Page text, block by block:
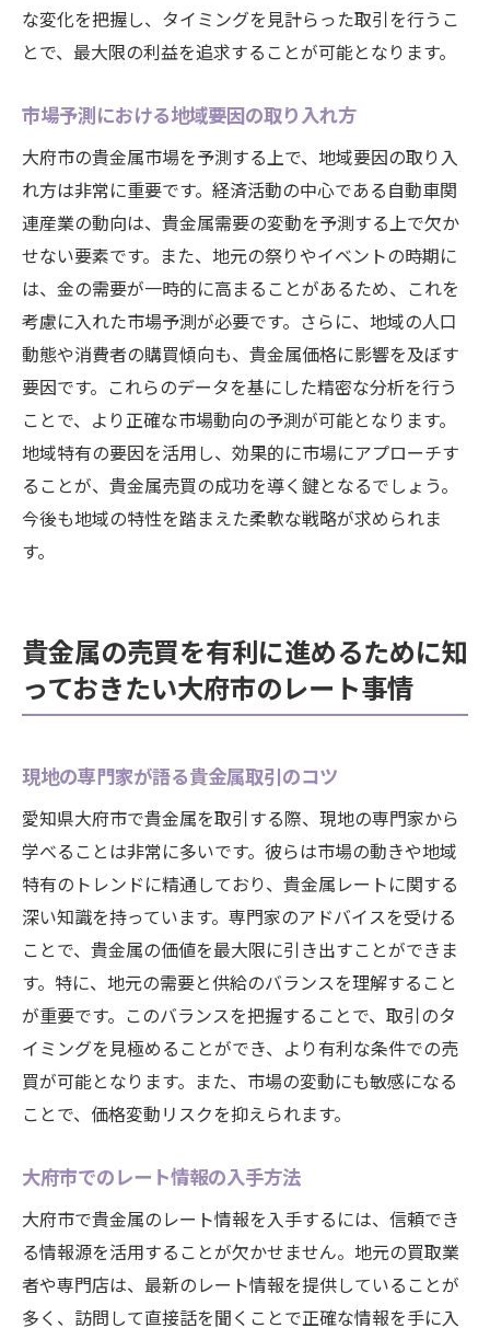
な変化を把握し、タイミングを見計らった取引を行うこ
とで、最大限の利益を追求することが可能となります。
市場予測における地域要因の取り入れ方
大府市の貴金属市場を予測する上で、地域要因の取り入
れ方は非常に重要です。経済活動の中心である自動車関
連産業の動向は、貴金属需要の変動を予測する上で欠か
せない要素です。また、地元の祭りやイベントの時期に
は、金の需要が一時的に高まることがあるため、これを
考慮に入れた市場予測が必要です。さらに、地域の人口
動態や消費者の購買傾向も、貴金属価格に影響を及ぼす
要因です。これらのデータを基にした精密な分析を行う
ことで、より正確な市場動向の予測が可能となります。
地域特有の要因を活用し、効果的に市場にアプローチす
ることが、貴金属売買の成功を導く鍵となるでしょう。
今後も地域の特性を踏まえた柔軟な戦略が求められま
す。
貴金属の売買を有利に進めるために知
っておきたい大府市のレート事情
現地の専門家が語る貴金属取引のコツ
愛知県大府市で貴金属を取引する際、現地の専門家から
学べることは非常に多いです。彼らは市場の動きや地域
特有のトレンドに精通しており、貴金属レートに関する
深い知識を持っています。専門家のアドバイスを受ける
ことで、貴金属の価値を最大限に引き出すことができま
す。特に、地元の需要と供給のバランスを理解すること
が重要です。このバランスを把握することで、取引のタ
イミングを見極めることができ、より有利な条件での売
買が可能となります。また、市場の変動にも敏感になる
ことで、価格変動リスクを抑えられます。
大府市でのレート情報の入手方法
大府市で貴金属のレート情報を入手するには、信頼でき
る情報源を活用することが欠かせません。地元の買取業
者や専門店は、最新のレート情報を提供していることが
多く、訪問して直接話を聞くことで正確な情報を手に入